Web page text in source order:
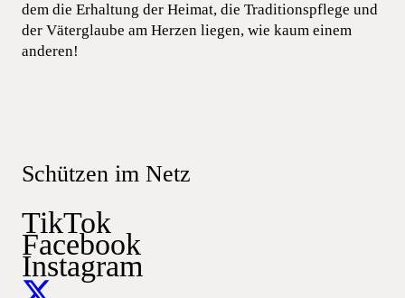
dem die Erhaltung der Heimat, die Traditionspflege und
der Väterglaube am Herzen liegen, wie kaum einem
anderen!
Schützen im Netz
TikTok
Facebook
Instagram